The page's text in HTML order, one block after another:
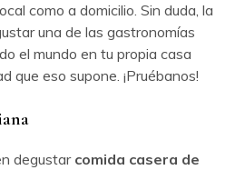
como a domicilio. Sin duda, la
una de las gastronomías
el mundo en tu propia casa
que eso supone. ¡Pruébanos!
degustar comida casera de